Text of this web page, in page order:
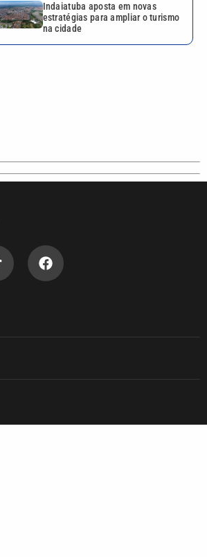
Indaiatuba aposta em novas
estratégias para ampliar o turismo
na cidade